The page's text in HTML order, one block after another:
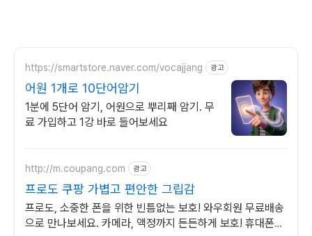
https://smartstore.naver.com/vocajjang 광고
어원 1개로 10단어암기
1분에 5단어 암기, 어원으로 뿌리째 암기. 무
료 가입하고 1강 바로 들어보세요
http://m.coupang.com 광고
프로도 쿠팡 가볍고 편안한 그립감
프로도, 소중한 폰을 위한 빈틈없는 보호! 와우회원 무료배송
으로 만나보세요. 카메라, 액정까지 든든하게 보호! 휴대폰케